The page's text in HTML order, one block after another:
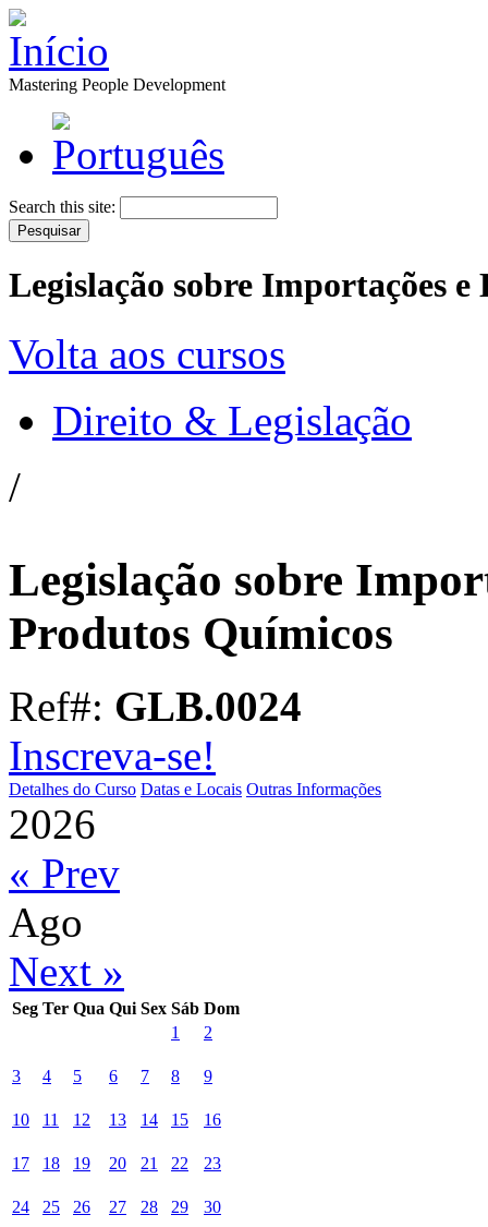
Mastering People Development
Search this site:
Legislação sobre Importações
Volta aos cursos
Direito & Legislação
/
Legislação sobre
Produtos Químicos
Ref#: GLB.0024
Inscreva-se!
Detalhes do Curso Datas e Locais Outras Informações
2026
« Prev
Ago
Next »
Seg Ter Qua Qui Sex Sáb Dom
1
2
3 4 5 6 7 8 9
10 11 12 13 14 15 16
17 18 19 20 21 22 23
24 25 26 27 28 29 30